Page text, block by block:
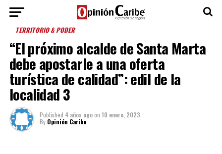
TERRITORIO & PODER
“El próximo alcalde de Santa Marta
debe apostarle a una oferta
turística de calidad”: edil de la
localidad 3
Published 4 años agoon 10 enero, 2023
By Opinión Caribe